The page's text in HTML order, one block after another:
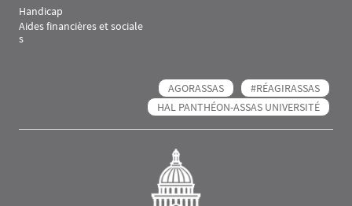
Handicap
Aides financières et sociale
s
AGORASSAS
#RÉAGIRASSAS
HAL PANTHÉON-ASSAS UNIVERSITÉ